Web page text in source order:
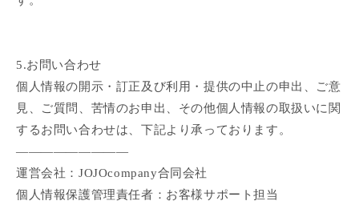
5.お問い合わせ
個人情報の開示・訂正及び利用・提供の中止の申出、ご意
見、ご質問、苦情のお申出、その他個人情報の取扱いに関
するお問い合わせは、下記より承っております。
—————————
運営会社： JOJOcompany合同会社
個人情報保護管理責任者：お客様サポート担当